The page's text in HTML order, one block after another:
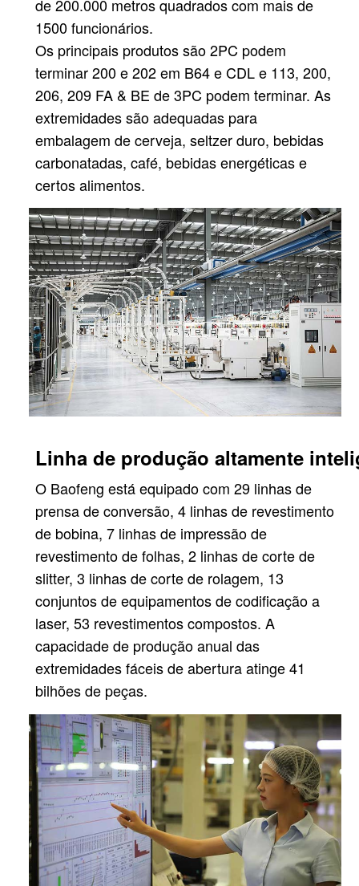
de 200.000 metros quadrados com mais de
1500 funcionários.
Os principais produtos são 2PC podem
terminar 200 e 202 em B64 e CDL e 113, 200,
206, 209 FA & BE de 3PC podem terminar.As
extremidades são adequadas para
embalagem de cerveja, seltzer duro, bebidas
carbonatadas, café, bebidas energéticas e
certos alimentos.
Linha de produção altamente
O Baofeng está equipado com 29 linhas de
prensa de conversão, 4 linhas de revestimento
de bobina, 7 linhas de impressão de
revestimento de folhas, 2 linhas de corte de
slitter, 3 linhas de corte de rolagem, 13
conjuntos de equipamentos de codificação a
laser, 53 revestimentos compostos. A
capacidade de produção anual das
extremidades fáceis de abertura atinge 41
bilhões de peças.